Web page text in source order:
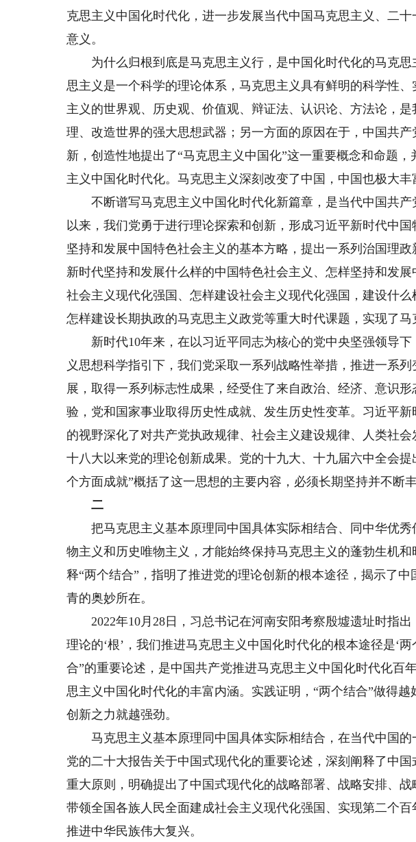
克思主义中国化时代化，进一步发展当代中国马克思主义、二
意义。
为什么归根到底是马克思主义行，是中国化时代化的马克思
思主义是一个科学的理论体系，马克思主义具有鲜明的科学性
主义的世界观、历史观、价值观、辩证法、认识论、方法论，
理、改造世界的强大思想武器；另一方面的原因在于，中国共
新，创造性地提出了“马克思主义中国化”这一重要概念和命题
主义中国化时代化。马克思主义深刻改变了中国，中国也极大丰
不断谱写马克思主义中国化时代化新篇章，是当代中国共产
以来，我们党勇于进行理论探索和创新，形成习近平新时代中
坚持和发展中国特色社会主义的基本方略，提出一系列治国理
新时代坚持和发展什么样的中国特色社会主义、怎样坚持和发
社会主义现代化强国、怎样建设社会主义现代化强国，建设什么
怎样建设长期执政的马克思主义政党等重大时代课题，实现了马
新时代10年来，在以习近平同志为核心的党中央坚强领导下
义思想科学指引下，我们党采取一系列战略性举措，推进一系
展，取得一系列标志性成果，经受住了来自政治、经济、意识
验，党和国家事业取得历史性成就、发生历史性变革。习近平
的视野深化了对共产党执政规律、社会主义建设规律、人类社
十八大以来党的理论创新成果。党的十九大、十九届六中全会提
个方面成就”概括了这一思想的主要内容，必须长期坚持并不断丰
二
把马克思主义基本原理同中国具体实际相结合、同中华优秀
物主义和历史唯物主义，才能始终保持马克思主义的蓬勃生机
释“两个结合”，指明了推进党的理论创新的根本途径，揭示了
青的奥妙所在。
2022年10月28日，习总书记在河南安阳考察殷墟遗址时指出
理论的‘根’，我们推进马克思主义中国化时代化的根本途径是‘
合”的重要论述，是中国共产党推进马克思主义中国化时代化百
思主义中国化时代化的丰富内涵。实践证明，“两个结合”做得
创新之力就越强劲。
马克思主义基本原理同中国具体实际相结合，在当代中国的
党的二十大报告关于中国式现代化的重要论述，深刻阐释了中国
重大原则，明确提出了中国式现代化的战略部署、战略安排、
带领全国各族人民全面建成社会主义现代化强国、实现第二个
推进中华民族伟大复兴。